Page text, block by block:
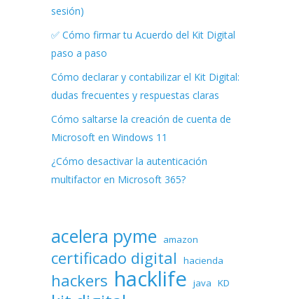
sesión)
✅ Cómo firmar tu Acuerdo del Kit Digital
paso a paso
Cómo declarar y contabilizar el Kit Digital:
dudas frecuentes y respuestas claras
Cómo saltarse la creación de cuenta de
Microsoft en Windows 11
¿Cómo desactivar la autenticación
multifactor en Microsoft 365?
acelera pyme amazon
certificado digital hacienda
hackers hacklife java KD